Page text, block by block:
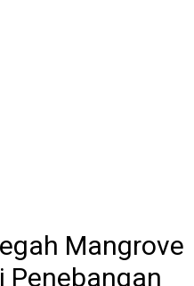
Mangrove
Penebangan